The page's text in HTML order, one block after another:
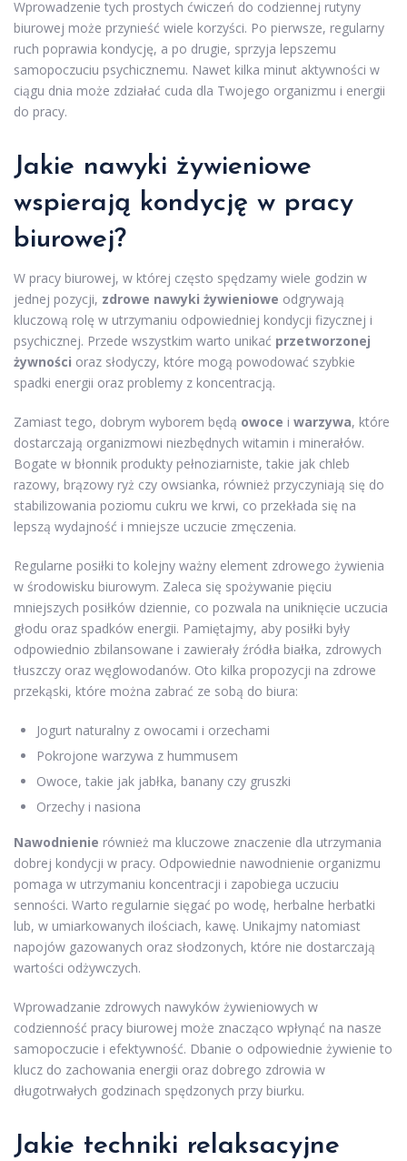
Wprowadzenie tych prostych ćwiczeń do codziennej rutyny
biurowej może przynieść wiele korzyści. Po pierwsze, regularny
ruch poprawia kondycję, a po drugie, sprzyja lepszemu
samopoczuciu psychicznemu. Nawet kilka minut aktywności w
ciągu dnia może zdziałać cuda dla Twojego organizmu i energii
do pracy.
Jakie nawyki żywieniowe
wspierają kondycję w pracy
biurowej?
W pracy biurowej, w której często spędzamy wiele godzin w
jednej pozycji, zdrowe nawyki żywieniowe odgrywają
kluczową rolę w utrzymaniu odpowiedniej kondycji fizycznej i
psychicznej. Przede wszystkim warto unikać przetworzonej
żywności oraz słodyczy, które mogą powodować szybkie
spadki energii oraz problemy z koncentracją.
Zamiast tego, dobrym wyborem będą owoce i warzywa, które
dostarczają organizmowi niezbędnych witamin i minerałów.
Bogate w błonnik produkty pełnoziarniste, takie jak chleb
razowy, brązowy ryż czy owsianka, również przyczyniają się do
stabilizowania poziomu cukru we krwi, co przekłada się na
lepszą wydajność i mniejsze uczucie zmęczenia.
Regularne posiłki to kolejny ważny element zdrowego żywienia
w środowisku biurowym. Zaleca się spożywanie pięciu
mniejszych posiłków dziennie, co pozwala na uniknięcie uczucia
głodu oraz spadków energii. Pamiętajmy, aby posiłki były
odpowiednio zbilansowane i zawierały źródła białka, zdrowych
tłuszczy oraz węglowodanów. Oto kilka propozycji na zdrowe
przekąski, które można zabrać ze sobą do biura:
Jogurt naturalny z owocami i orzechami
Pokrojone warzywa z hummusem
Owoce, takie jak jabłka, banany czy gruszki
Orzechy i nasiona
Nawodnienie również ma kluczowe znaczenie dla utrzymania
dobrej kondycji w pracy. Odpowiednie nawodnienie organizmu
pomaga w utrzymaniu koncentracji i zapobiega uczuciu
senności. Warto regularnie sięgać po wodę, herbalne herbatki
lub, w umiarkowanych ilościach, kawę. Unikajmy natomiast
napojów gazowanych oraz słodzonych, które nie dostarczają
wartości odżywczych.
Wprowadzanie zdrowych nawyków żywieniowych w
codzienność pracy biurowej może znacząco wpłynąć na nasze
samopoczucie i efektywność. Dbanie o odpowiednie żywienie to
klucz do zachowania energii oraz dobrego zdrowia w
długotrwałych godzinach spędzonych przy biurku.
Jakie techniki relaksacyjne